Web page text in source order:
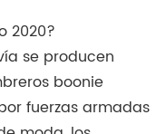
2020?
se producen
boonie
fuerzas armadas